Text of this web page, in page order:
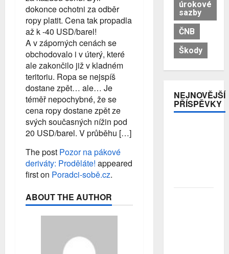
dokonce ochotni za odběr
ropy platit. Cena tak propadla
až k -40 USD/barel!
A v záporných cenách se
obchodovalo i v úterý, které
ale zakončilo již v kladném
teritoriu. Ropa se nejspíš
dostane zpět… ale… Je
téměř nepochybné, že se
cena ropy dostane zpět ze
svých současných nížin pod
20 USD/barel. V průběhu […]
The post Pozor na pákové
deriváty: Proděláte! appeared
first on Poradci-sobě.cz.
ABOUT THE AUTHOR
úrokové
sazby
ČNB
Škody
NEJNOVĚJŠÍ
PŘÍSPĚVKY